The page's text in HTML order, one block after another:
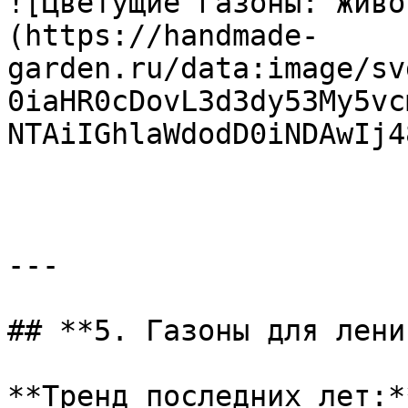
(https://handmade-
garden.ru/data:image/
---
## **5. Газоны для
**Тренд последних